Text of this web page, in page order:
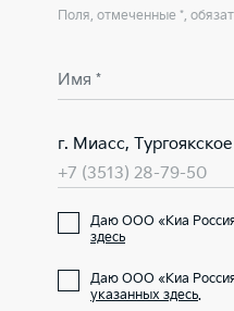
Поля, отмеченные *,
Имя *
г. Миасс,
+7 (3513) 28-79-50
Даю ООО «Киа
здесь
Даю ООО «Киа
указанных здесь.